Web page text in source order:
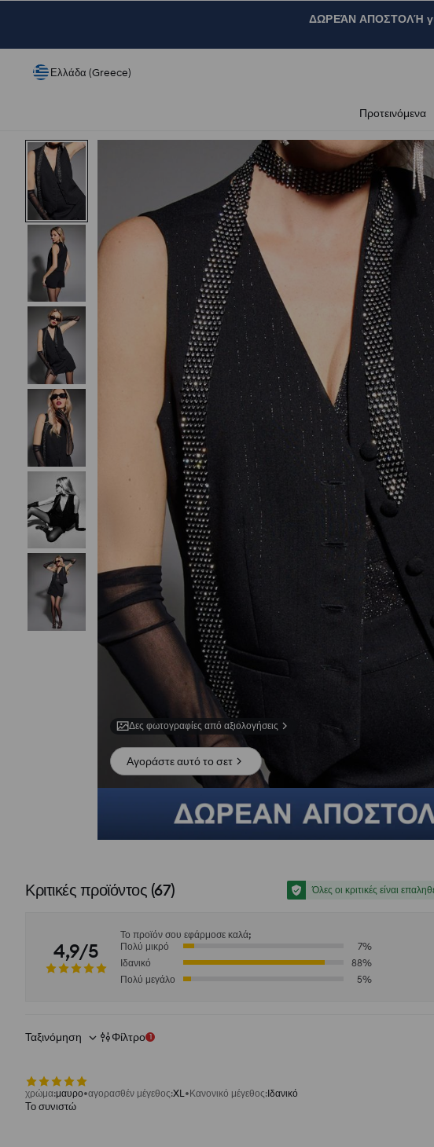
ΔΩΡΕΆΝ ΑΠΟΣΤΟΛΉ
Ελλάδα (Greece)
Προτεινόμενα
Δες φωτογραφίες από αξιολογήσεις
Αγοράστε αυτό το σετ
Κριτικές προϊόντος (67) Όλες οι κριτικές είναι
4,9/5
Το προϊόν σου εφάρμοσε καλά;
Πολύ μικρό
7%
Ιδανικό
88%
Πολύ μεγάλο
5%
Ταξινόμηση Φίλτρο 1
χρώμα:μαυρο αγορασθέν μέγεθος:XL Κανονικό μέγεθος:Ιδανικό
Το συνιστώ